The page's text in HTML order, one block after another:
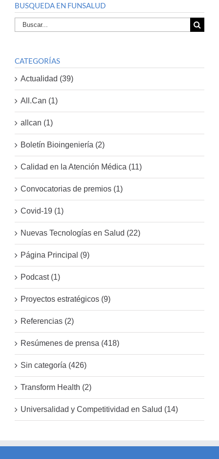
BUSQUEDA EN FUNSALUD
Buscar
por:
CATEGORÍAS
Actualidad (39)
All.Can (1)
allcan (1)
Boletín Bioingeniería (2)
Calidad en la Atención Médica (11)
Convocatorias de premios (1)
Covid-19 (1)
Nuevas Tecnologías en Salud (22)
Página Principal (9)
Podcast (1)
Proyectos estratégicos (9)
Referencias (2)
Resúmenes de prensa (418)
Sin categoría (426)
Transform Health (2)
Universalidad y Competitividad en Salud (14)